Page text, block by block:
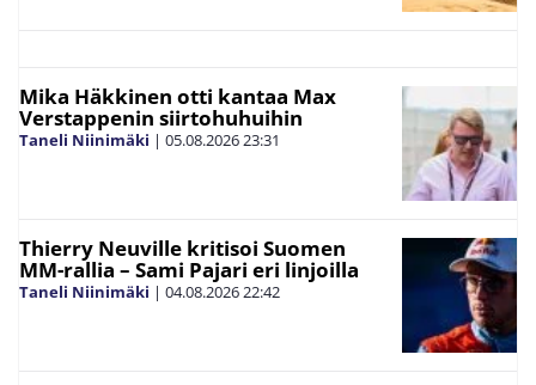
Mika Häkkinen otti kantaa Max
Verstappenin siirtohuhuihin
Taneli Niinimäki | 05.08.202623:31
Thierry Neuville kritisoi Suomen
MM-rallia – Sami Pajari eri linjoilla
Taneli Niinimäki | 04.08.202622:42